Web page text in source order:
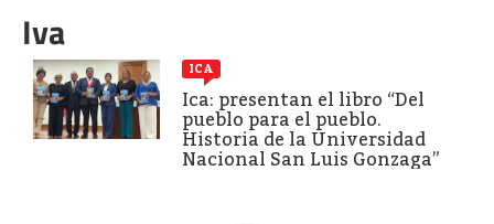
Iva
ICA
Ica: presentan el libro “Del
pueblo para el pueblo.
Historia de la Universidad
Nacional San Luis Gonzaga”